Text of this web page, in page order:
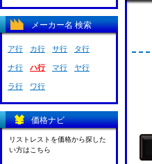
メーカー名 検索
ア行 カ行 サ行 タ行
ナ行 ハ行 マ行 ヤ行
ラ行 ワ行
価格ナビ
リストレストを価格から探した
い方はこちら